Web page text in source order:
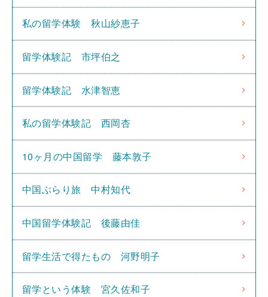
私の留学体験 秋山紗恵子
留学体験記 市坪伯之
留学体験記 水津智恵
私の留学体験記 西岡杏
10ヶ月の中国留学 藤本敦子
中国ぶらり旅 中村知代
中国留学体験記 後藤由佳
留学生活で得たもの 河野明子
留学という体験 宮久佐和子